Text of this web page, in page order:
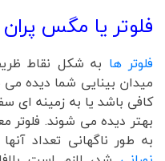
فلوتر یا مگس پران
فلوتر ها به شکل نقاط
میدان بینایی شما دیده می
کافی باشد یا به زمینه ای
بهتر دیده می شوند. فلوتر
به طور ناگهانی تعداد